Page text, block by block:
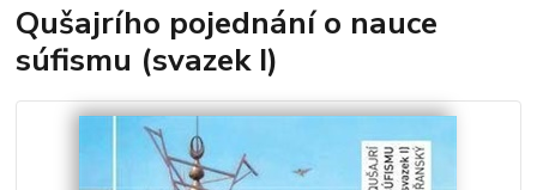
Qušajrího pojednání o nauce
súfismu (svazek I)